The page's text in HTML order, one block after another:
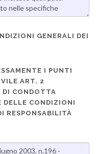
GENERALI DEI
I PUNTI
ART. 2
DI CONDOTTA
DELLE CONDIZIONI
RESPONSABILITÀ